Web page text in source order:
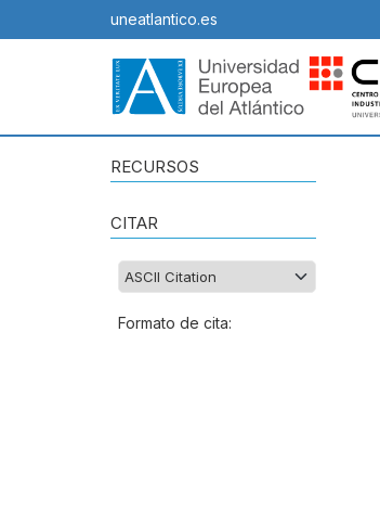
uneatlantico.es
RECURSOS
CITAR
Formato de cita: